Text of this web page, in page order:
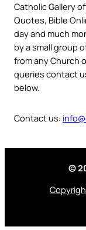
Catholic Gallery
Quotes, Bible
day and much
by a small group
from any Church
queries contact
below.
Contact us:
©